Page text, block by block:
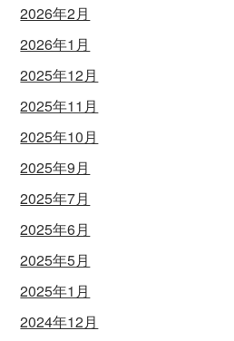
2026年2月
2026年1月
2025年12月
2025年11月
2025年10月
2025年9月
2025年7月
2025年6月
2025年5月
2025年1月
2024年12月